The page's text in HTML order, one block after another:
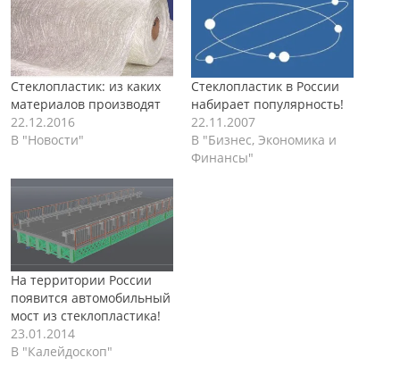
Стеклопластик: из каких
материалов производят
22.12.2016
В "Новости"
Стеклопластик в России
набирает популярность!
22.11.2007
В "Бизнес, Экономика и
Финансы"
На территории России
появится автомобильный
мост из стеклопластика!
23.01.2014
В "Калейдоскоп"